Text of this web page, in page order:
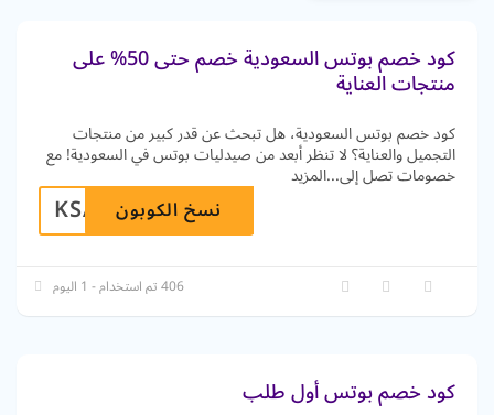
كود خصم بوتس السعودية خصم حتى 50% على
منتجات العناية
كود خصم بوتس السعودية، هل تبحث عن قدر كبير من منتجات
التجميل والعناية؟ لا تنظر أبعد من صيدليات بوتس في السعودية! مع
خصومات تصل إلى...المزيد
KSA10نسخ الكوبون
406 تم استخدام - 1 اليوم
كود خصم بوتس أول طلب